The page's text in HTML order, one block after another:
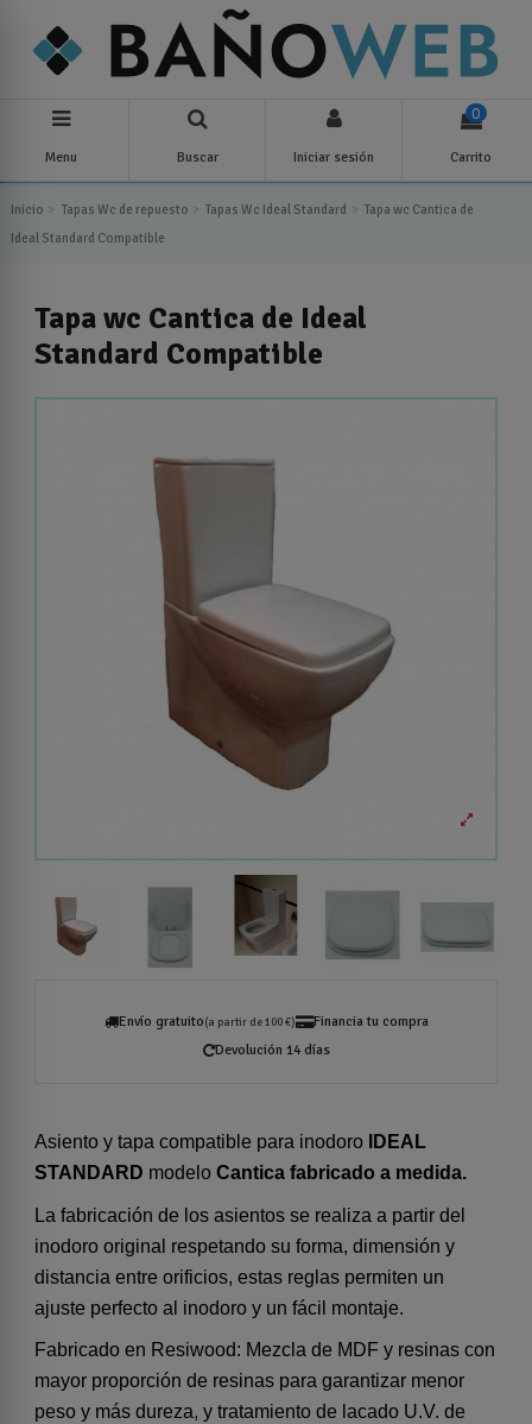
Menu Buscar Iniciar sesión
0
Carrito
Inicio Tapas Wc de repuesto Tapas Wc Ideal Standard
Tapa wc Cantica de
Ideal Standard Compatible
Tapa wc Cantica de Ideal
Standard Compatible
Envío gratuito(a partir de 100 €)
Financia tu compra
Devolución 14 días
Asiento y tapa compatible para inodoro
IDEAL
STANDARD modelo Cantica fabricado a medida.
La fabricación de los asientos se realiza a partir del
inodoro original respetando su forma, dimensión y
distancia entre orificios, estas reglas permiten un
ajuste perfecto al inodoro y un fácil montaje.
Fabricado en Resiwood: Mezcla de MDF y resinas con
mayor proporción de resinas para garantizar menor
peso y más dureza, y tratamiento de lacado U.V. de